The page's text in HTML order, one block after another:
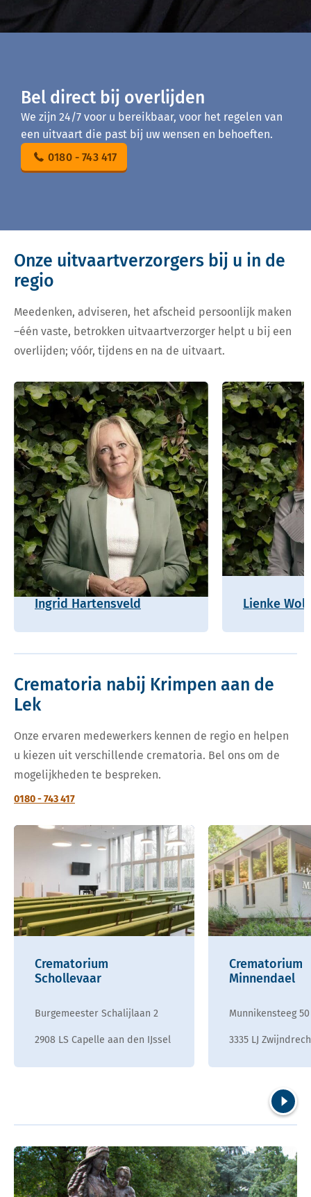
Bel direct bij overlijden
We zijn 24/7 voor u bereikbaar, voor het regelen van
een uitvaart die past bij uw wensen en behoeften.
0180 - 743 417
Onze uitvaartverzorgers bij u in de
regio
Meedenken, adviseren, het afscheid persoonlijk maken
–één vaste, betrokken uitvaartverzorger helpt u bij een
overlijden; vóór, tijdens en na de uitvaart.
Ingrid Hartensveld Lienke
Crematoria nabij Krimpen aan de
Lek
Onze ervaren medewerkers kennen de regio en helpen
u kiezen uit verschillende crematoria. Bel ons om de
mogelijkheden te bespreken.
0180 - 743 417
Crematorium
Schollevaar
Burgemeester Schalijlaan 2
2908 LS Capelle aan den IJssel
Crematorium
Minnendael
Munnikensteeg 50
3335 LJ